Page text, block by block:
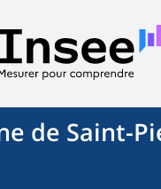
de Saint-